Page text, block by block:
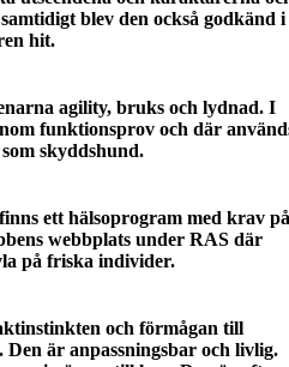
blev den också godkänd i
hit.
agility, bruks och lydnad. I
funktionsprov och där
skyddshund.
ett hälsoprogram med krav på
webbplats under RAS där
på friska individer.
och förmågan till
är anpassningsbar och livlig.